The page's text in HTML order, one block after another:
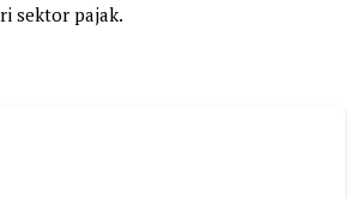
sektor pajak.